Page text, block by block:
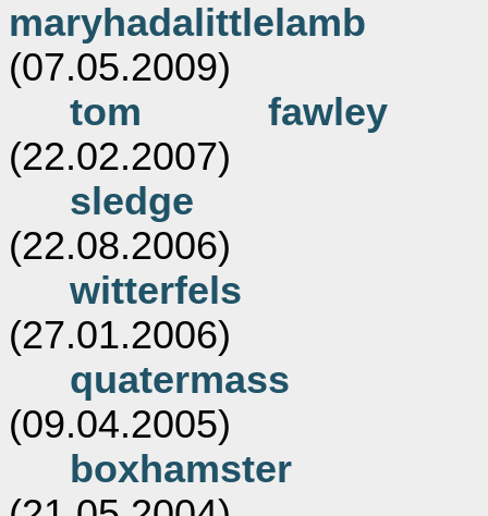
maryhadalittlelamb
(07.05.2009)
tom fawley
(22.02.2007)
sledge
(22.08.2006)
witterfels
(27.01.2006)
quatermass
(09.04.2005)
boxhamster